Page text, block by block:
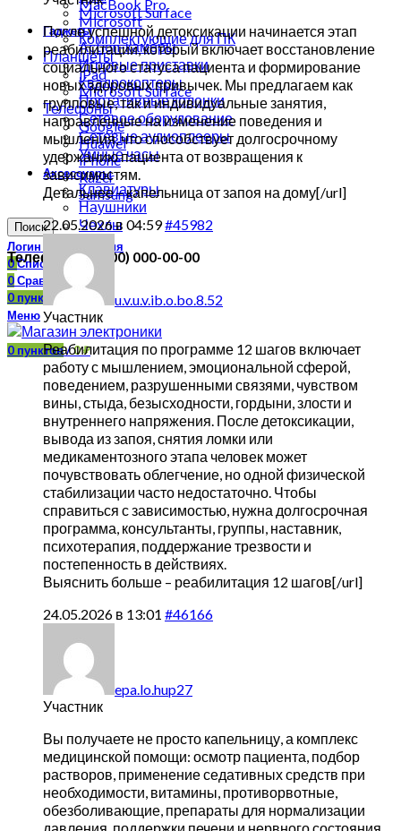
MacBook Pro
Microsoft
Комплектующие для ПК
Планшеты
iPad
Microsoft Surface
Телефоны
Google
Huawei
iPhone
Razer
Samsung
Поиск
Логин / Регистрация
0Список желаний
0Сравнить
0 пунктов
Меню
0 пунктов/0₽
Microsoft Surface
Гаджеты
Action-камеры
Игровые приставки
Квадрокоптеры
Портативные колонки
Сетевое оборудование
Сетевые аудиоплееры
Умные часы
Аксессуары
Клавиатуры
Наушники
Чехлы
Телефон: +7 (000) 000-00-00
После успешной детоксикации начинается этап
реабилитации, который включает восстановление
социального статуса пациента и формирование
новых здоровых привычек. Мы предлагаем как
групповые, так и индивидуальные занятия,
направленные на изменение поведения и
мышления, что способствует долгосрочному
удержанию пациента от возвращения к
зависимостям.
Детальнее –капельница от запоя на дому[/url]
22.05.2026 в 04:59#45982
u.v.u.v.ib.o.bo.8.52
Участник
Реабилитация по программе 12 шагов включает
работу с мышлением, эмоциональной сферой,
поведением, разрушенными связями, чувством
вины, стыда, безысходности, гордыни, злости и
внутреннего напряжения. После детоксикации,
вывода из запоя, снятия ломки или
медикаментозного этапа человек может
почувствовать облегчение, но одной физической
стабилизации часто недостаточно. Чтобы
справиться с зависимостью, нужна долгосрочная
программа, консультанты, группы, наставник,
психотерапия, поддержание трезвости и
постепенность в действиях.
Выяснить больше – реабилитация 12 шагов[/url]
24.05.2026 в 13:01 #46166
epa.lo.hup27
Участник
Вы получаете не просто капельницу, а комплекс
медицинской помощи: осмотр пациента, подбор
растворов, применение седативных средств при
необходимости, витамины, противорвотные,
обезболивающие, препараты для нормализации